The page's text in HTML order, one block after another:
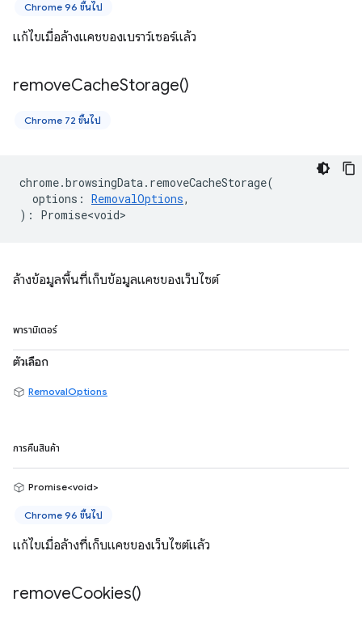
Chrome 96 ขึ้นไป
แก้ไขเมื่อล้างแคชของเบราว์เซอร์แล้ว
removeCacheStorage()
Chrome 72 ขึ้นไป
chrome.browsingData. removeCacheStorage(
options : RemovalOptions,
) : Promise<void>
ล้างข้อมูลพื้นที่เก็บข้อมูลแคชของเว็บไซต์
พารามิเตอร์
ตัวเลือก
RemovalOptions
การคืนสินค้า
Promise<void>
Chrome 96 ขึ้นไป
แก้ไขเมื่อล้างที่เก็บแคชของเว็บไซต์แล้ว
removeCookies()